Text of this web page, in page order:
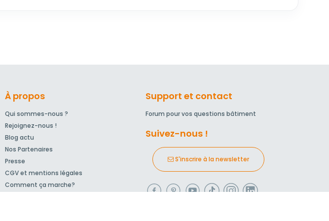
À propos
Qui sommes-nous ?
Rejoignez-nous !
Blog actu
Nos Partenaires
Presse
CGV et mentions légales
Comment ça marche?
Support et contact
Forum pour vos questions bâtiment
Suivez-nous !
S'inscrire à la newsletter